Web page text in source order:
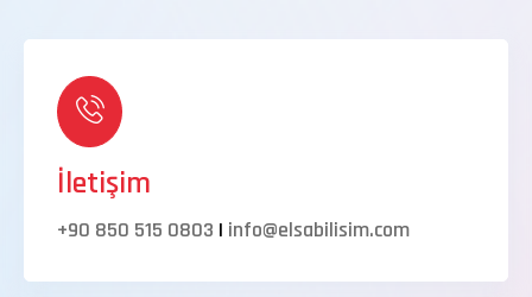
İletişim
+90 850 515 0803 | info@elsabilisim.com